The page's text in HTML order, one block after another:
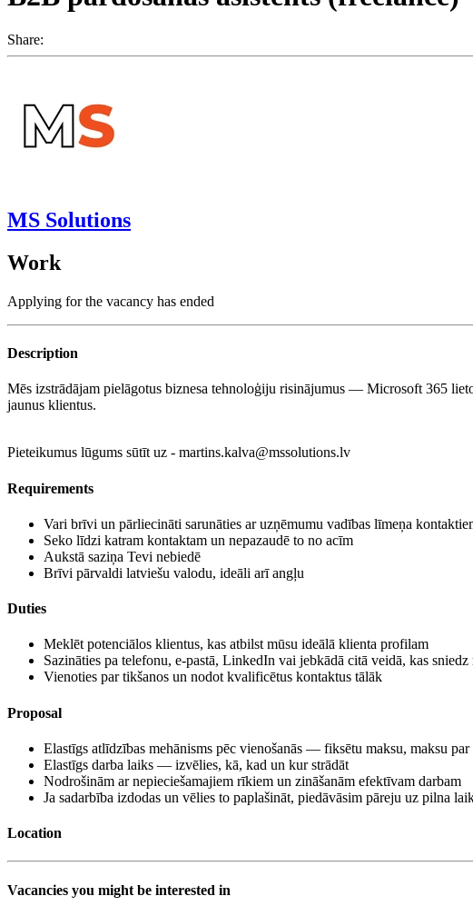
Share:
MS Solutions
Work
Applying for the vacancy has ended
Description
Mēs izstrādājam pielāgotus biznesa tehnoloģiju risinājumus — Microsoft 365
jaunus klientus.
Pieteikumus lūgums sūtīt uz - martins.kalva@mssolutions.lv
Requirements
Vari brīvi un pārliecināti sarunāties ar uzņēmumu vadības līmeņa
Seko līdzi katram kontaktam un nepazaudē to no acīm
Aukstā saziņa Tevi nebiedē
Brīvi pārvaldi latviešu valodu, ideāli arī angļu
Duties
Meklēt potenciālos klientus, kas atbilst mūsu ideālā klienta profilam
Sazināties pa telefonu, e-pastā, LinkedIn vai jebkādā citā veidā, kas sniedz
Vienoties par tikšanos un nodot kvalificētus kontaktus tālāk
Proposal
Elastīgs atlīdzības mehānisms pēc vienošanās — fiksētu maksu, maksu
Elastīgs darba laiks — izvēlies, kā, kad un kur strādāt
Nodrošinām ar nepieciešamajiem rīkiem un zināšanām efektīvam darbam
Ja sadarbība izdodas un vēlies to paplašināt, piedāvāsim pāreju uz pilna
Location
Vacancies you might be interested in